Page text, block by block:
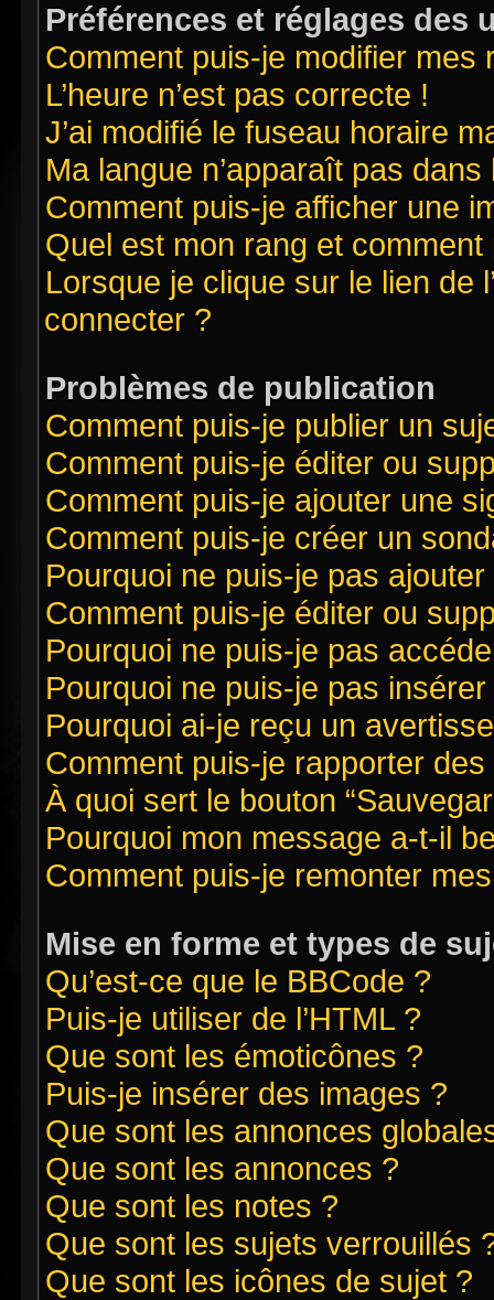
Préférences et réglages des
Comment puis-je modifier mes
L’heure n’est pas correcte !
J’ai modifié le fuseau horaire
Ma langue n’apparaît pas dans
Comment puis-je afficher une
Quel est mon rang et
Lorsque je clique sur le lien de
connecter ?
Problèmes de publication
Comment puis-je publier un
Comment puis-je éditer ou
Comment puis-je ajouter une
Comment puis-je créer un
Pourquoi ne puis-je pas
Comment puis-je éditer ou
Pourquoi ne puis-je pas
Pourquoi ne puis-je pas
Pourquoi ai-je reçu un
Comment puis-je rapporter
À quoi sert le bouton
Pourquoi mon message a-t-il
Comment puis-je remonter
Mise en forme et types de
Qu’est-ce que le BBCode ?
Puis-je utiliser de l’HTML ?
Que sont les émoticônes ?
Puis-je insérer des images ?
Que sont les annonces
Que sont les annonces ?
Que sont les notes ?
Que sont les sujets verrouillés
Que sont les icônes de sujet ?